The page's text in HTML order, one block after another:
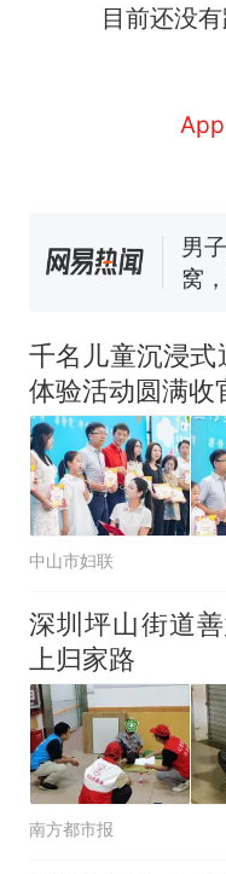
目前还没么？
人生
费
美
回
官
热
么？
千名儿童沉浸
体验活动圆满收
中山市妇联
深圳坪山街道
上归家路
南方都市报